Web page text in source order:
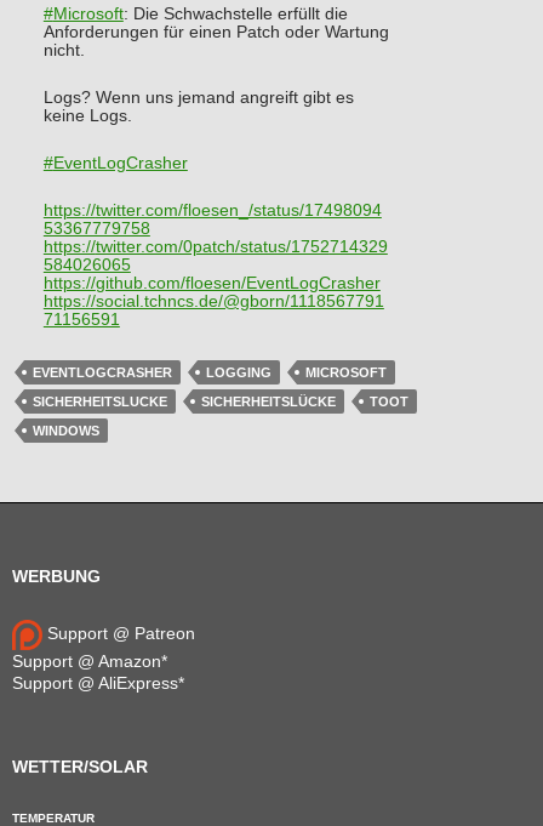
#Microsoft: Die Schwachstelle erfüllt die
Anforderungen für einen Patch oder Wartung
nicht.
Logs? Wenn uns jemand angreift gibt es
keine Logs.
#EventLogCrasher
https://twitter.com/floesen_/status/17498094
53367779758
https://twitter.com/0patch/status/1752714329
584026065
https://github.com/floesen/EventLogCrasher
https://social.tchncs.de/@gborn/1118567791
71156591
EVENTLOGCRASHER LOGGING
MICROSOFT
SICHERHEITSLUCKE
SICHERHEITSLÜCKE
TOOT
WINDOWS
WERBUNG
Support @ Patreon
Support @ Amazon*
Support @ AliExpress*
WETTER/SOLAR
TEMPERATUR